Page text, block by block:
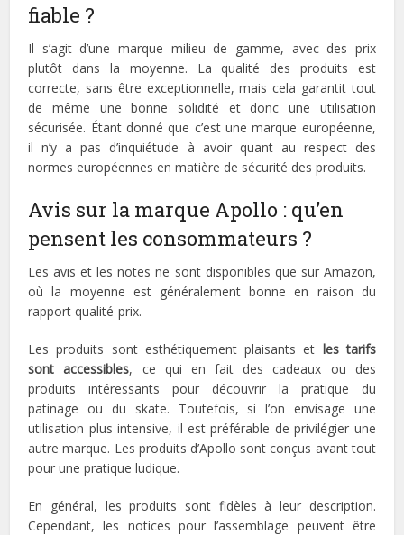
fiable ?
Il s’agit d’une marque milieu de gamme, avec des prix
plutôt dans la moyenne. La qualité des produits est
correcte, sans être exceptionnelle, mais cela garantit tout
de même une bonne solidité et donc une utilisation
sécurisée. Étant donné que c’est une marque européenne,
il n’y a pas d’inquiétude à avoir quant au respect des
normes européennes en matière de sécurité des produits.
Avis sur la marque Apollo : qu’en
pensent les consommateurs ?
Les avis et les notes ne sont disponibles que sur Amazon,
où la moyenne est généralement bonne en raison du
rapport qualité-prix.
Les produits sont esthétiquement plaisants et les tarifs
sont accessibles, ce qui en fait des cadeaux ou des
produits intéressants pour découvrir la pratique du
patinage ou du skate. Toutefois, si l’on envisage une
utilisation plus intensive, il est préférable de privilégier une
autre marque. Les produits d’Apollo sont conçus avant tout
pour une pratique ludique.
En général, les produits sont fidèles à leur description.
Cependant, les notices pour l’assemblage peuvent être